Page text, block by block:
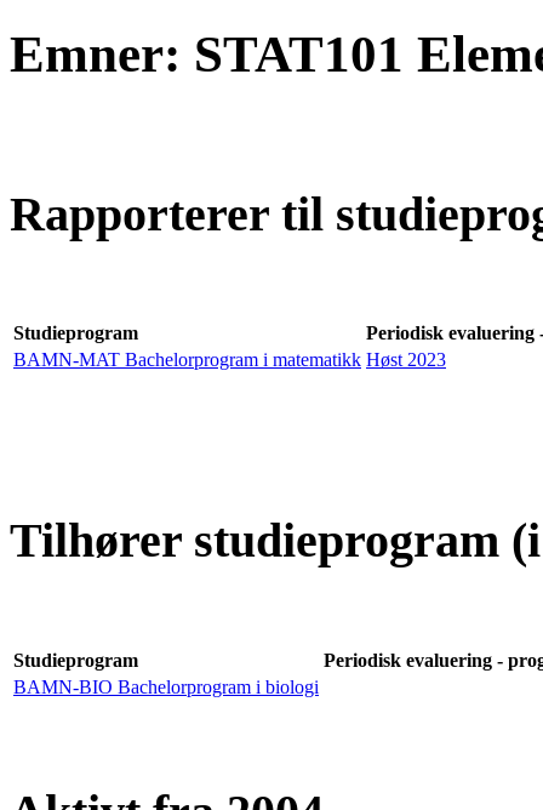
Emner: STAT101
Rapporterer til
Studieprogram
Periodisk evaluering
BAMN-MAT Bachelorprogram i matematikk Høst 2023
Tilhører studieprogram
Studieprogram
Periodisk evaluering -
BAMN-BIO Bachelorprogram i biologi